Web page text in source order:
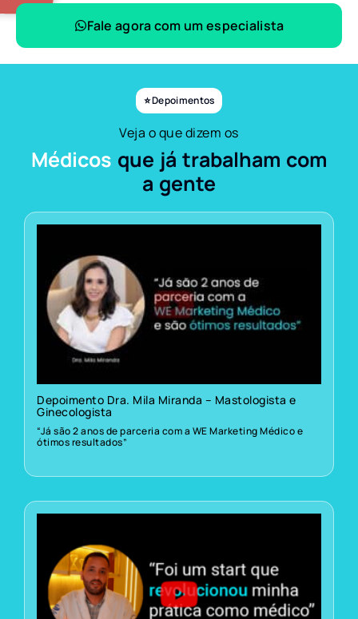
Fale agora com um especialista
⭐ Depoimentos
Veja o que dizem os
Médicos que já trabalham com
a gente
Depoimento Dra. Mila Miranda – Mastologista e
Ginecologista
“Já são 2 anos de parceria com a WE Marketing Médico e
ótimos resultados”